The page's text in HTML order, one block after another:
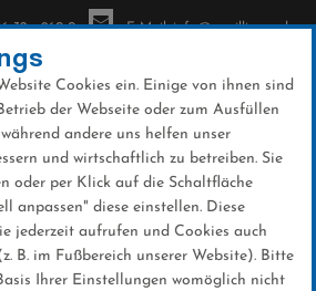
32 - 960-0 E-Mail: info@sc-willingen.de
Cookies ein. Einige von ihnen sind
der Webseite oder zum Ausfüllen
andere uns helfen unser
und wirtschaftlich zu betreiben. Sie
oder per Klick auf die Schaltfläche
anpassen" diese einstellen. Diese
jederzeit aufrufen und Cookies auch
B. im Fußbereich unserer Website). Bitte
Ihrer Einstellungen womöglich nicht